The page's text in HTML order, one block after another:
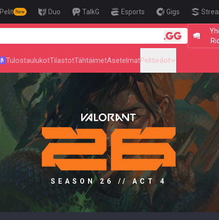
Pelit New Duo TalkG Esports Gigs
🎯 Level
β TulostaulukotTilastotTähtäimetAsetelmatPelitiedot
SEASON 26 // ACT 4